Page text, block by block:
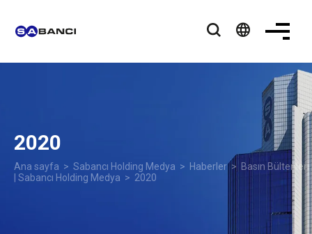
language
2020
Ana sayfa > Sabancı Holding Medya > Haberler> Basın Bültenleri
| Sabancı Holding Medya > 2020